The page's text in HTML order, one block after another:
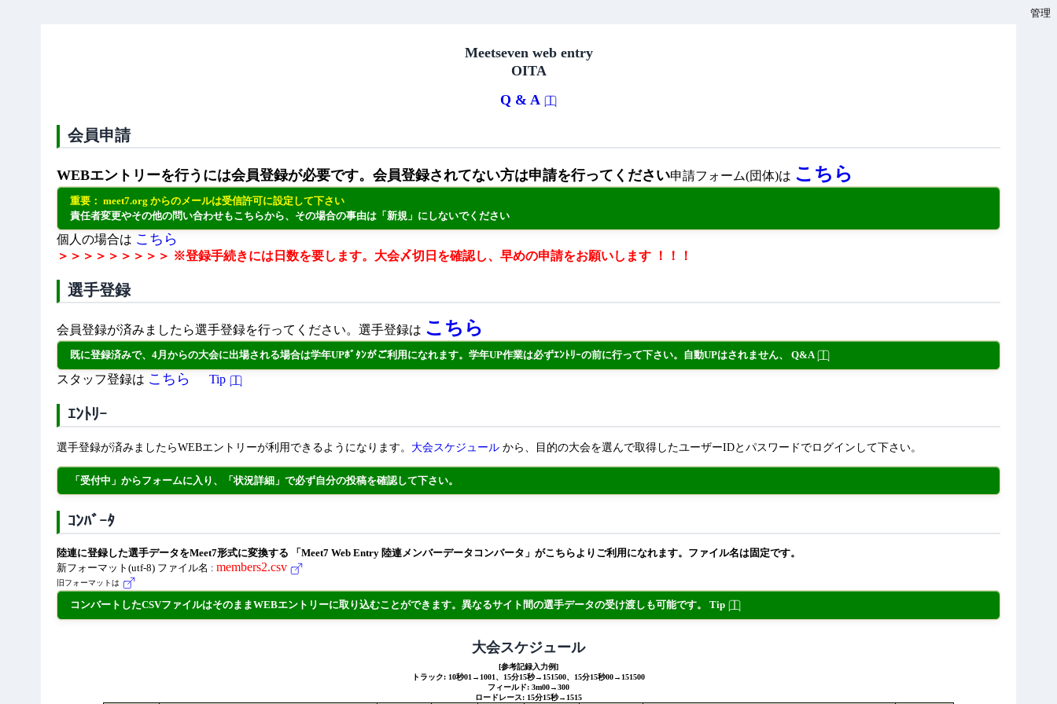
管理
Meetseven web entry
OITA
Q & A
会員申請
WEBエントリーを行うには会員登録が必要です。会員登録されてない方は申請を行ってください申請フォーム(団体)は こちら
重要： meet7.org からのメールは受信許可に設定して下さい
責任者変更やその他の問い合わせもこちらから、その場合の事由は「新規」にしないでください
個人の場合は こちら
＞＞＞＞＞＞＞＞＞ ※登録手続きには日数を要します。大会〆切日を確認し、早めの申請をお願いします ！！！
選手登録
会員登録が済みましたら選手登録を行ってください。選手登録は こちら
既に登録済みで、4月からの大会に出場される場合は学年UPﾎﾞﾀﾝがご利用になれます。学年UP作業は必ずｴﾝﾄﾘｰの前に行って下さい。自動UPはされません、 Q&A
スタッフ登録は こちら Tip
ｴﾝﾄﾘｰ
選手登録が済みましたらWEBエントリーが利用できるようになります。 大会スケジュール から、目的の大会を選んで取得したユーザーIDとパスワードでログインして下さい。
「受付中」からフォームに入り、「状況詳細」で必ず自分の投稿を確認して下さい。
ｺﾝﾊﾞｰﾀ
陸連に登録した選手データをMeet7形式に変換する 「Meet7 Web Entry 陸連メンバーデータコンバータ」がこちらよりご利用になれます。ファイル名は固定です。
新フォーマット(utf-8) ファイル名 : members2.csv
旧フォーマットは
コンバートしたCSVファイルはそのままWEBエントリーに取り込むことができます。異なるサイト間の選手データの受け渡しも可能です。 Tip
大会スケジュール
[参考記録入力例]
トラック: 10秒01→1001、15分15秒→151500、15分15秒00→151500
フィールド: 3m00→300
ロードレース: 15分15秒→1515